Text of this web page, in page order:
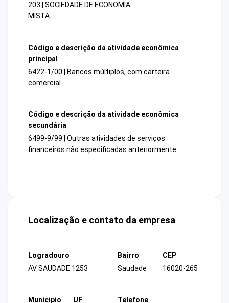
203 | SOCIEDADE DE ECONOMIA
MISTA
Código e descrição da atividade econômica
principal
6422-1/00 | Bancos múltiplos, com carteira
comercial
Código e descrição da atividade econômica
secundária
6499-9/99 | Outras atividades de serviços
financeiros não especificadas anteriormente
Localização e contato da empresa
Logradouro
AV SAUDADE 1253
Bairro
Saudade
CEP
16020-265
Município
UF
Telefone